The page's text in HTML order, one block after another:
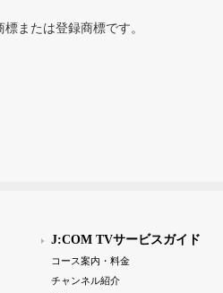
または登録商標です。
J:COM TVサービスガイド
コース案内・料金
チャンネル紹介